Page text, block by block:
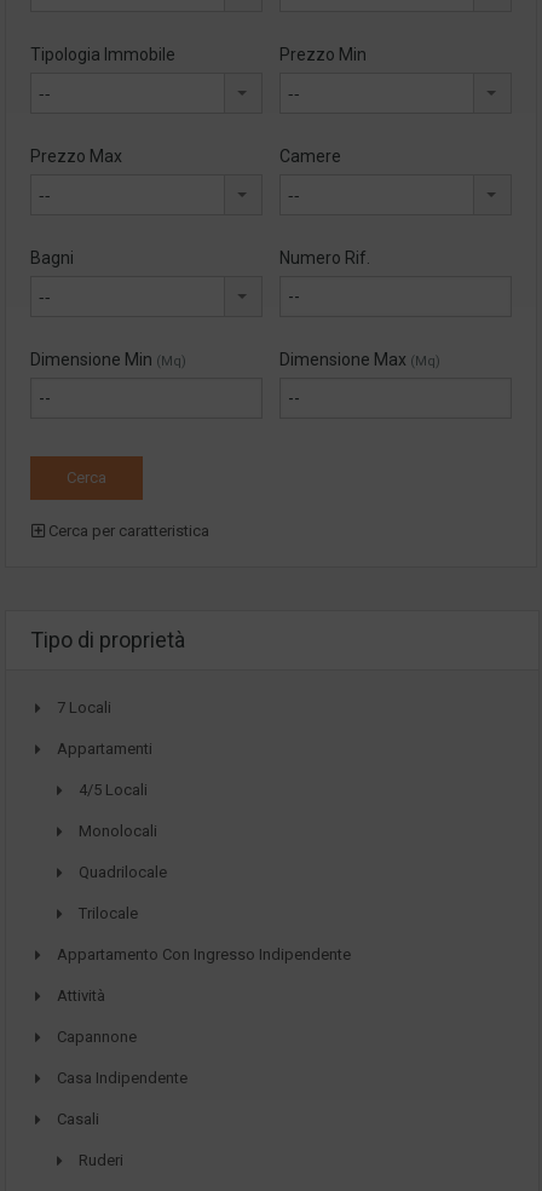
Tipologia Immobile
--
Prezzo Min
--
Prezzo Max
--
Camere
--
Bagni
--
Numero Rif.
Dimensione Min (Mq) Dimensione Max (Mq)
Cerca per caratteristica
Tipo di proprietà
7 Locali
Appartamenti
4/5 Locali
Monolocali
Quadrilocale
Trilocale
Appartamento Con Ingresso Indipendente
Attività
Capannone
Casa Indipendente
Casali
Ruderi